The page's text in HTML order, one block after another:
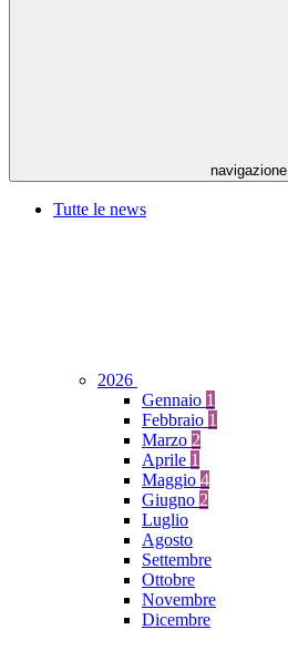
navigazione
Tutte le news
2026
Gennaio 1
Febbraio 1
Marzo 2
Aprile 1
Maggio 4
Giugno 2
Luglio
Agosto
Settembre
Ottobre
Novembre
Dicembre